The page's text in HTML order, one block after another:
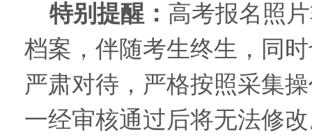
特别提醒： 高考报名照
档案，伴随考生终生，同
严肃对待，严格按照采集
一经审核通过后将无法修